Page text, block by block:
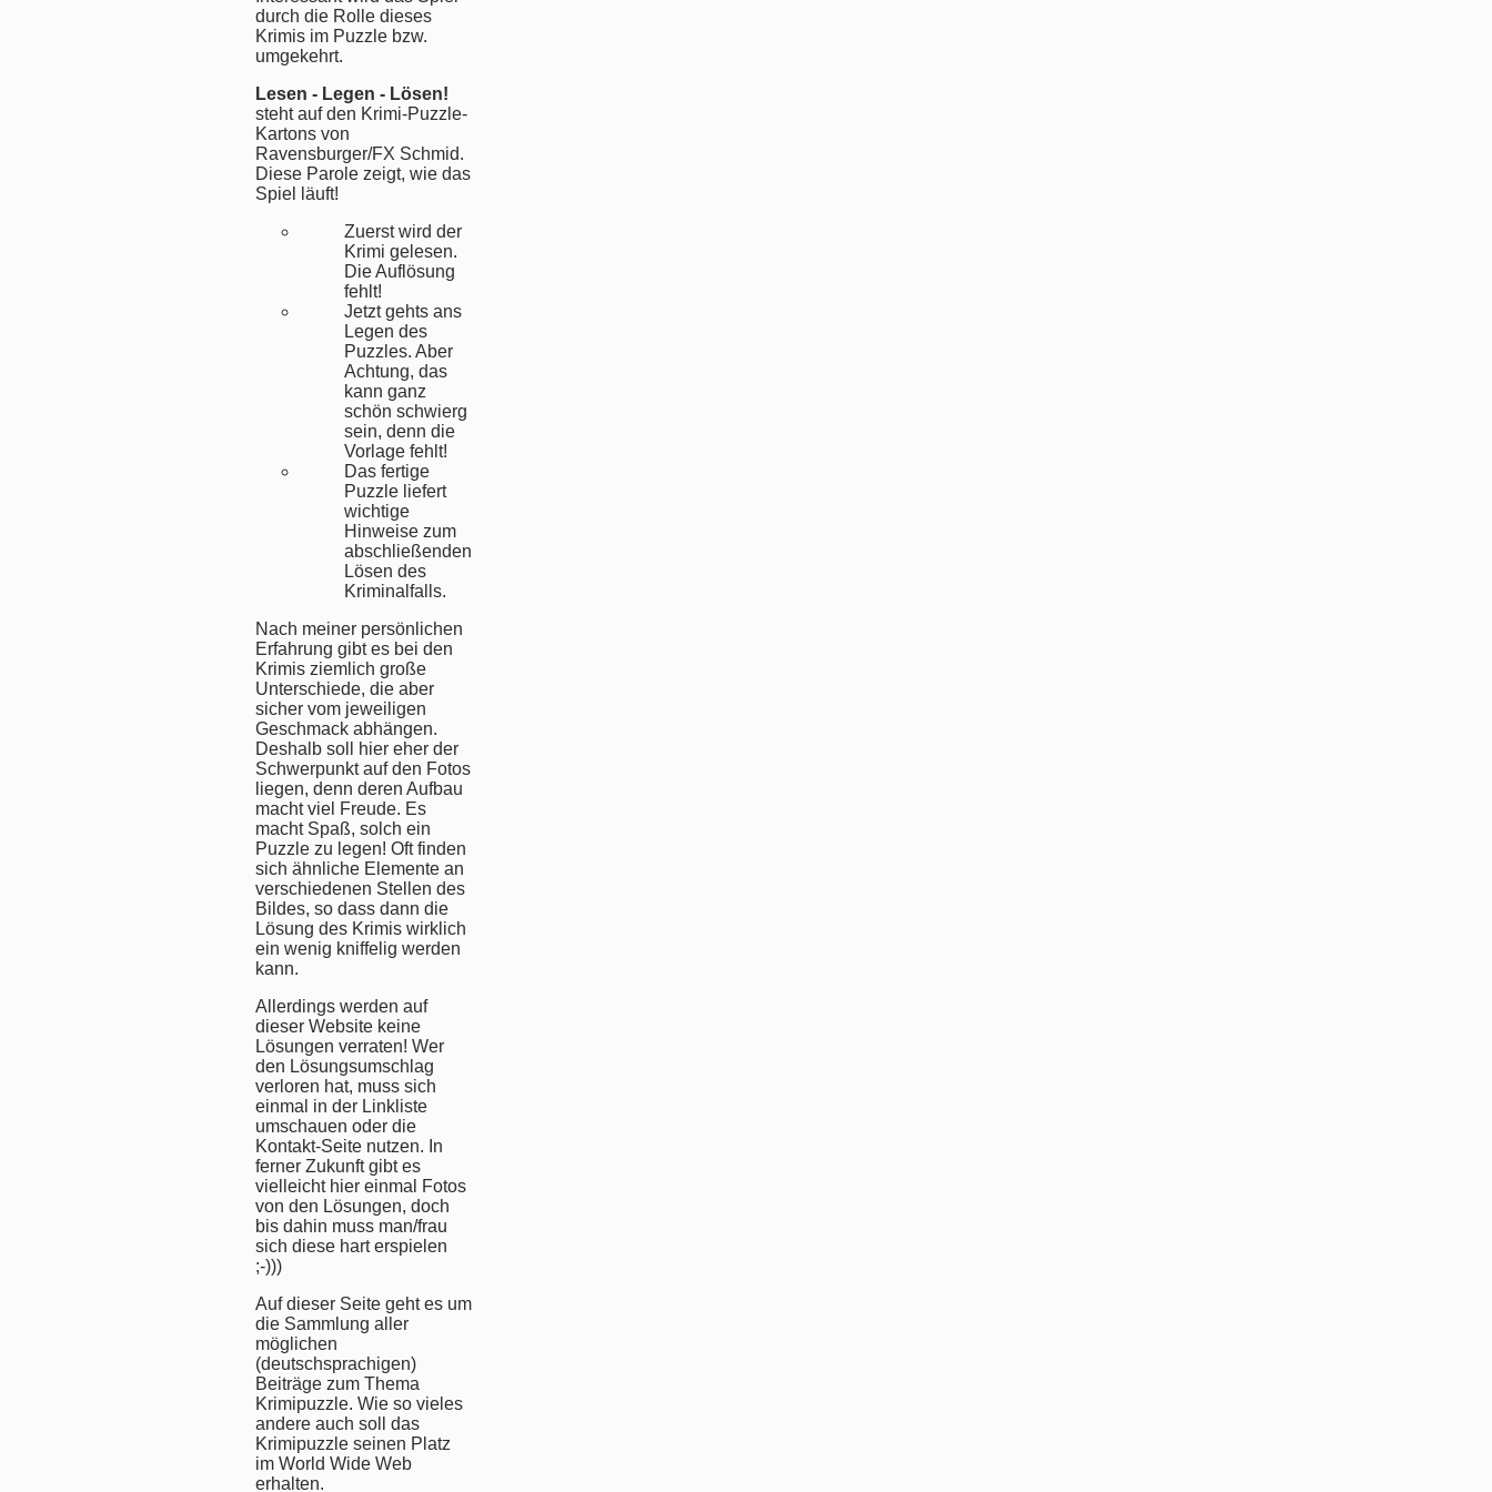
durch die Rolle dieses
Krimis im Puzzle bzw.
umgekehrt.
Lesen - Legen - Lösen!
steht auf den Krimi-Puzzle-
Kartons von
Ravensburger/FX Schmid.
Diese Parole zeigt, wie das
Spiel läuft!
Zuerst wird der
Krimi gelesen.
Die Auflösung
fehlt!
Jetzt gehts ans
Legen des
Puzzles. Aber
Achtung, das
kann ganz
schön schwierg
sein, denn die
Vorlage fehlt!
Das fertige
Puzzle liefert
wichtige
Hinweise zum
abschließenden
Lösen des
Kriminalfalls.
Nach meiner persönlichen
Erfahrung gibt es bei den
Krimis ziemlich große
Unterschiede, die aber
sicher vom jeweiligen
Geschmack abhängen.
Deshalb soll hier eher der
Schwerpunkt auf den Fotos
liegen, denn deren Aufbau
macht viel Freude. Es
macht Spaß, solch ein
Puzzle zu legen! Oft finden
sich ähnliche Elemente an
verschiedenen Stellen des
Bildes, so dass dann die
Lösung des Krimis wirklich
ein wenig kniffelig werden
kann.
Allerdings werden auf
dieser Website keine
Lösungen verraten! Wer
den Lösungsumschlag
verloren hat, muss sich
einmal in der Linkliste
umschauen oder die
Kontakt-Seite nutzen. In
ferner Zukunft gibt es
vielleicht hier einmal Fotos
von den Lösungen, doch
bis dahin muss man/frau
sich diese hart erspielen
;-)))
Auf dieser Seite geht es um
die Sammlung aller
möglichen
(deutschsprachigen)
Beiträge zum Thema
Krimipuzzle. Wie so vieles
andere auch soll das
Krimipuzzle seinen Platz
im World Wide Web
erhalten.